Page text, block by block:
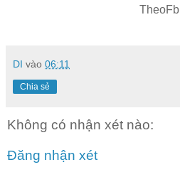
TheoFb
DI vào 06:11
Chia sẻ
Không có nhận xét nào:
Đăng nhận xét